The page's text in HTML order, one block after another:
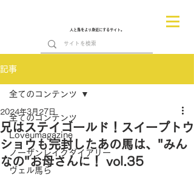
人と馬をより身近にするサイト。
記事
全てのコンテンツ
Loveumagazine
ノーザンレイクダイアリー
ヴェル馬ら
全てのコンテンツ
兄はステイゴールド！スイープトウ
ショウも完封したあの馬は、"みん
なの"お母さんに！ vol.35
2024年3月27日